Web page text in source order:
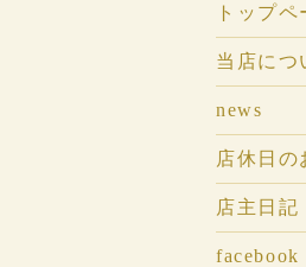
トップペ
当店につ
news
店休日の
店主日記
facebook